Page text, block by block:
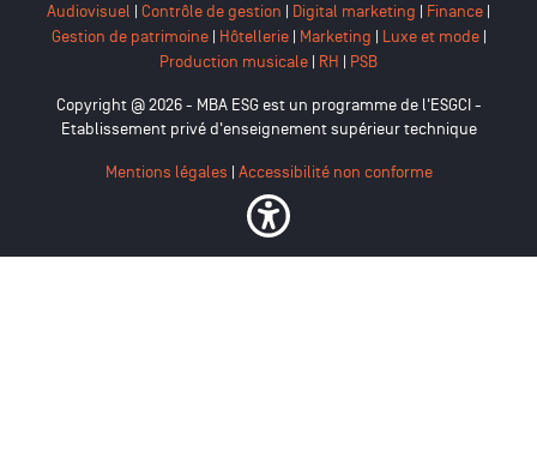
Audiovisuel | Contrôle de gestion | Digital marketing | Finance |
Gestion de patrimoine| Hôtellerie| Marketing | Luxe et mode|
Production musicale | RH | PSB
Copyright @ 2026 - MBA ESG est un programme de l'ESGCI -
Etablissement privé d'enseignement supérieur technique
Mentions légales Accessibilité non conforme